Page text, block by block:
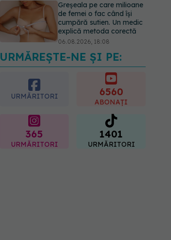
Greșeala pe care milioane
de femei o fac când își
cumpără sutien. Un medic
explică metoda corectă
06.08.2026, 18:08
EXCLUSIV De ce unele
paciente cu cancer de col
uterin nu mai ajung la
operație. Dr. Sorin Bogdan
(SANADOR): Intervenția
chirurgicală, doar în situații
06.08.2026, 20:45
URMĂREȘTE-NE ȘI PE:
URMĂRITORI 6560
ABONAȚI
365
URMĂRITORI
1401
URMĂRITORI